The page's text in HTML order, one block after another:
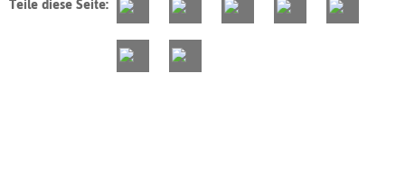
Teile diese Seite: